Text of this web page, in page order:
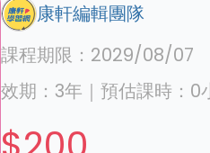
康軒編輯團隊
課程期限： 2029/08/07
效期： 3年 ｜ 預估課時： 0